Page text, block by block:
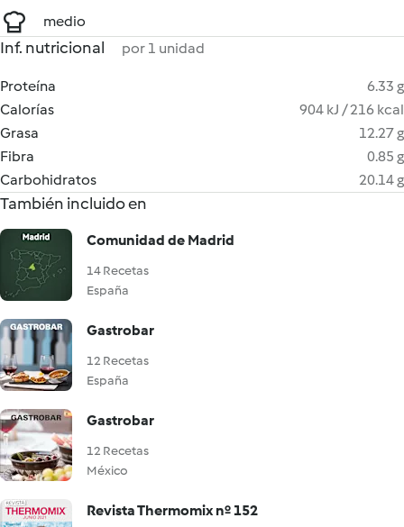
medio
Inf. nutricional por 1 unidad
Proteína
6.33 g
Calorías
904 kJ / 216 kcal
Grasa
12.27 g
Fibra
0.85 g
Carbohidratos
20.14 g
También incluido en
Comunidad de Madrid
14 Recetas
España
Gastrobar
12 Recetas
España
Gastrobar
12 Recetas
México
Revista Thermomix nº 152